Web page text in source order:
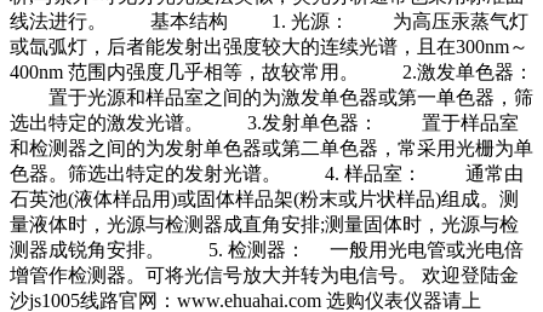
线法进行。 基本结构 1. 光源： 为高压汞蒸气灯
或氙弧灯，后者能发射出强度较大的连续光谱，且在300nm～
400nm 范围内强度几乎相等，故较常用。 2.激发单色器：
置于光源和样品室之间的为激发单色器或第一单色器，筛
选出特定的激发光谱。 3.发射单色器： 置于样品室
和检测器之间的为发射单色器或第二单色器，常采用光栅为单
色器。筛选出特定的发射光谱。 4. 样品室： 通常由
石英池(液体样品用)或固体样品架(粉末或片状样品)组成。测
量液体时，光源与检测器成直角安排;测量固体时，光源与检
测器成锐角安排。 5. 检测器： 一般用光电管或光电倍
增管作检测器。可将光信号放大并转为电信号。 欢迎登陆金
沙js1005线路官网：www.ehuahai.com 选购仪表仪器请上